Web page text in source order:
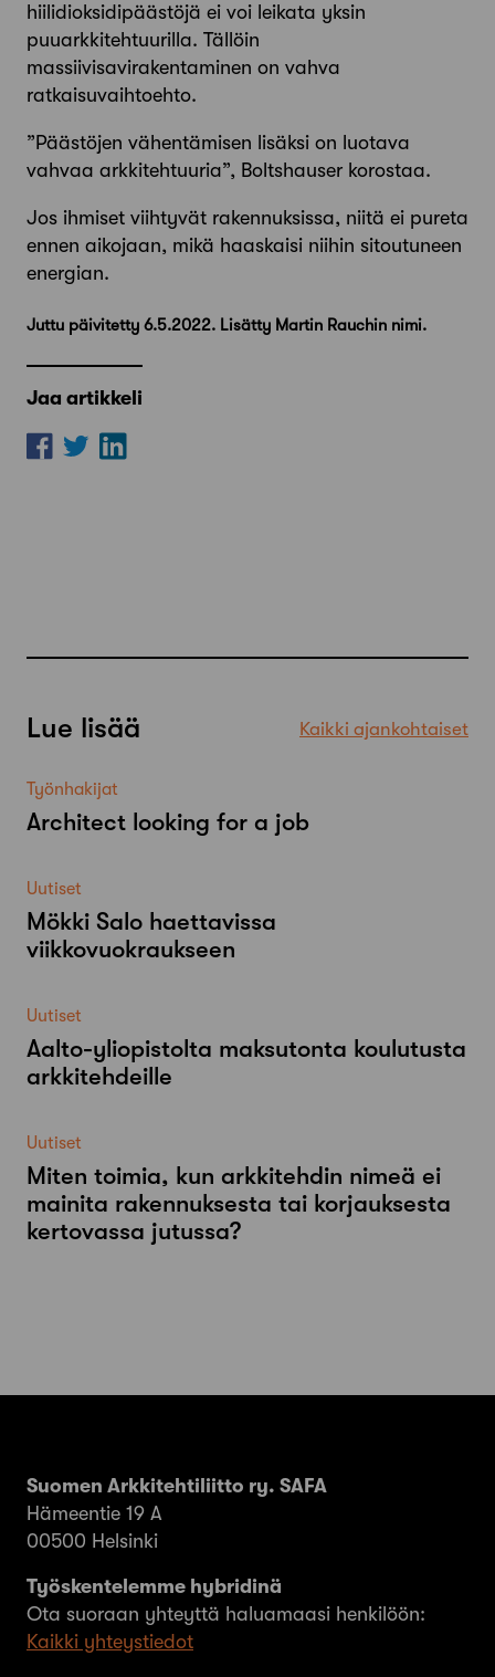
hiilidioksidipäästöjä ei voi leikata yksin
puuarkkitehtuurilla. Tällöin
massiivisavirakentaminen on vahva
ratkaisuvaihtoehto.
”Päästöjen vähentämisen lisäksi on luotava
vahvaa arkkitehtuuria”, Boltshauser korostaa.
Jos ihmiset viihtyvät rakennuksissa, niitä ei pureta
ennen aikojaan, mikä haaskaisi niihin sitoutuneen
energian.
Juttu päivitetty 6.5.2022. Lisätty Martin Rauchin nimi.
Jaa artikkeli
Lue lisää Kaikki ajankohtaiset
Työnhakijat
Architect looking for a job
Uutiset
Mökki Salo haettavissa
viikkovuokraukseen
Uutiset
Aalto-​yliopistolta maksutonta koulutusta
arkkitehdeille
Uutiset
Miten toimia, kun arkkitehdin nimeä ei
mainita rakennuksesta tai korjauksesta
kertovassa jutussa?
Suomen Arkkitehtiliitto ry. SAFA
Hämeentie 19 A
00500 Helsinki
Työskentelemme hybridinä
Ota suoraan yhteyttä haluamaasi henkilöön:
Kaikki yhteystiedot